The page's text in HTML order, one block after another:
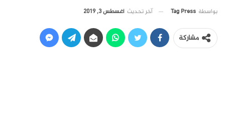
بواسطة Tag Press آخر تحديث أغسطس 3, 2019
مشاركة